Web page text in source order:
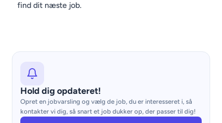
find dit næste job.
Hold dig opdateret!
Opret en jobvarsling og vælg de job, du er interesseret i, så
kontakter vi dig, så snart et job dukker op, der passer til dig!